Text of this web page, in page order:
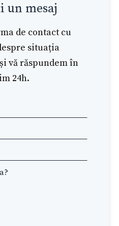
un mesaj
de contact cu
situația
vă răspundem în
24h.